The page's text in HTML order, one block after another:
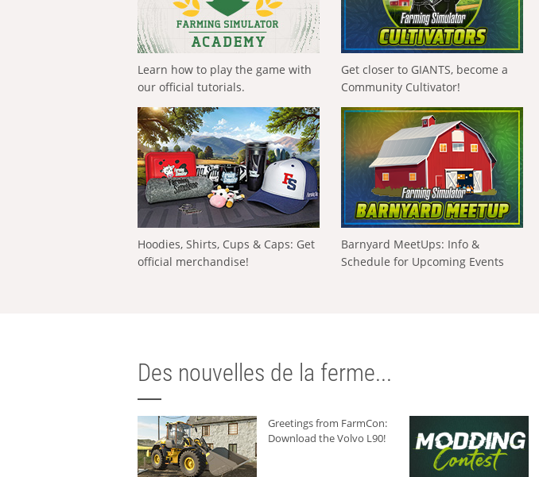
Learn how to play the game with
our official tutorials.
Get closer to GIANTS, become a
Community Cultivator!
Hoodies, Shirts, Cups & Caps: Get
official merchandise!
Barnyard MeetUps: Info &
Schedule for Upcoming Events
Des nouvelles de la ferme...
Greetings from FarmCon:
Download the Volvo L90!